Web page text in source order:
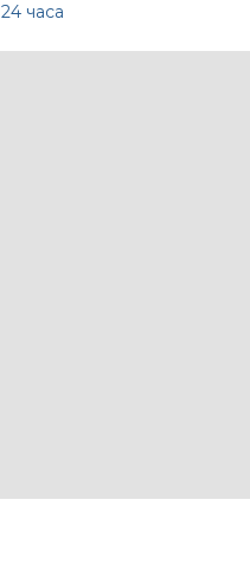
24 часа